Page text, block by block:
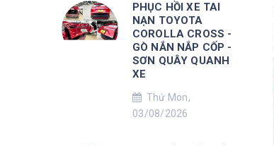
PHỤC HỒI XE TAI
NẠN TOYOTA
COROLLA CROSS -
GÒ NẮN NẮP CỐP -
SƠN QUÂY QUANH
XE
Thứ Mon,
03/08/2026